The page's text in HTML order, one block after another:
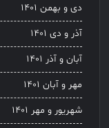
دی و بهمن ۱۴۰۱
آذر و دی ۱۴۰۱
آبان و آذر ۱۴۰۱
مهر و آبان ۱۴۰۱
شهریور و مهر ۱۴۰۱